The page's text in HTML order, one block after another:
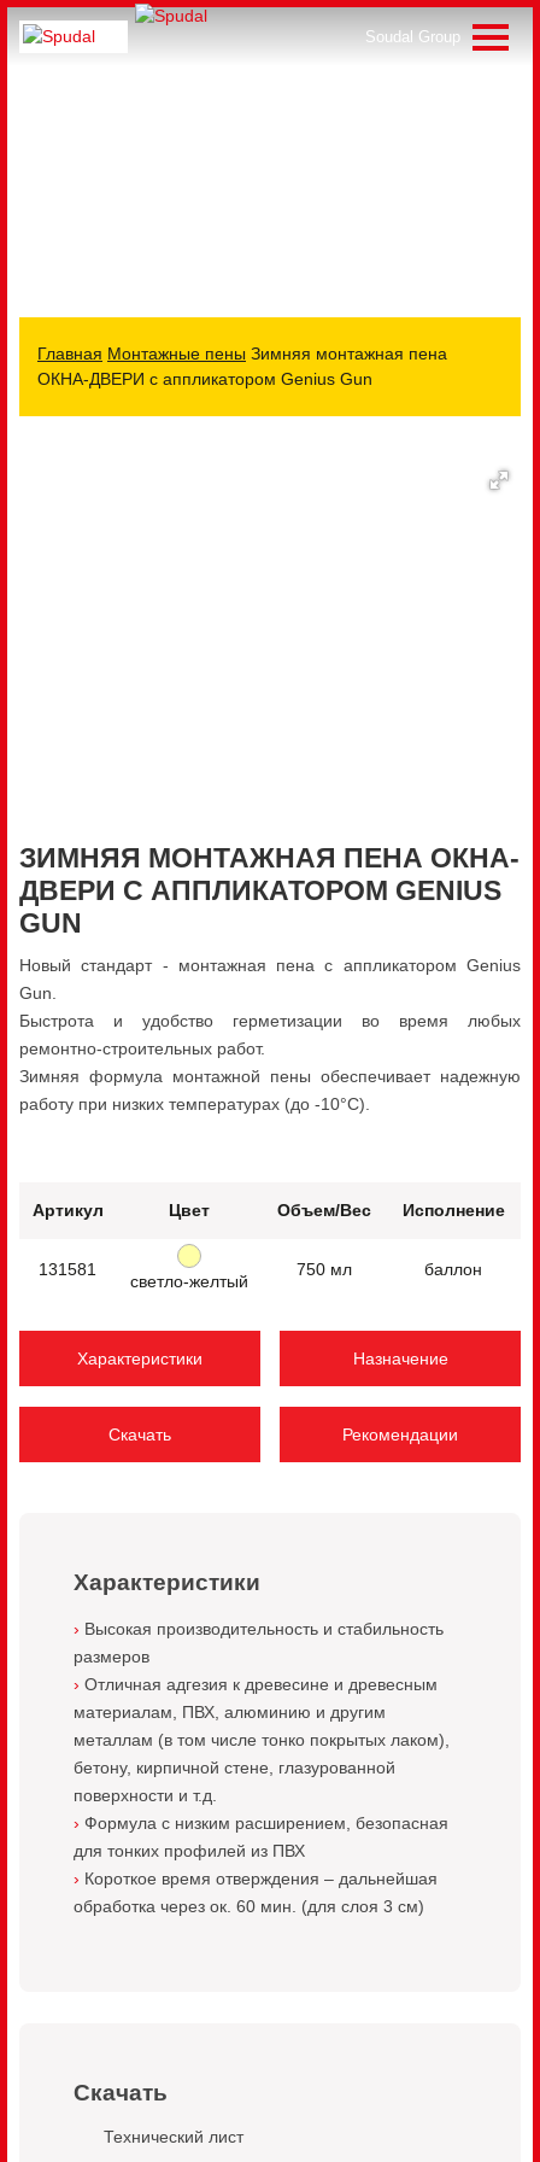
Soudal Group
Главная Монтажные пены Зимняя монтажная пена
ОКНА-ДВЕРИ с аппликатором Genius Gun
ЗИМНЯЯ МОНТАЖНАЯ ПЕНА ОКНА-
ДВЕРИ С АППЛИКАТОРОМ GENIUS
GUN
Новый стандарт - монтажная пена с аппликатором Genius
Gun.
Быстрота и удобство герметизации во время любых
ремонтно-строительных работ.
Зимняя формула монтажной пены обеспечивает надежную
работу при низких температурах (до -10°C).
Артикул Цвет Объем/Вес Исполнение
131581
светло-желтый
750 мл баллон
Характеристики Назначение
Скачать Рекомендации
Характеристики
Высокая производительность и стабильность
размеров
Отличная адгезия к древесине и древесным
материалам, ПВХ, алюминию и другим
металлам (в том числе тонко покрытых лаком),
бетону, кирпичной стене, глазурованной
поверхности и т.д.
Формула с низким расширением, безопасная
для тонких профилей из ПВХ
Короткое время отверждения – дальнейшая
обработка через ок. 60 мин. (для слоя 3 см)
Скачать
Технический лист